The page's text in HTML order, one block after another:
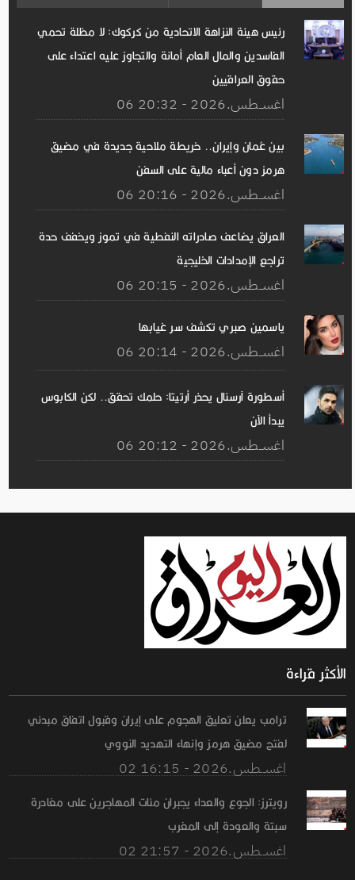
رئيس هيئة النزاهة الاتحادية من كركوك: لا مظلة تحمي
الفاسدين والمال العام أمانة والتجاوز عليه اعتداء على
حقوق العراقيين
06 اغســطس.2026 - 20:32
بين عُمان وإيران.. خريطة ملاحية جديدة في مضيق
هرمز دون أعباء مالية على السفن
06 اغســطس.2026 - 20:16
العراق يضاعف صادراته النفطية في تموز ويخفف حدة
تراجع الإمدادات الخليجية
06 اغســطس.2026 - 20:15
ياسمين صبري تكشف سر غيابها
06 اغســطس.2026 - 20:14
أسطورة آرسنال يحذر أرتيتا: حلمك تحقق.. لكن الكابوس
يبدأ الآن
06 اغســطس.2026 - 20:12
الأكثر قراءة
ترامب يعلن تعليق الهجوم على إيران وقبول اتفاق مبدئي
لفتح مضيق هرمز وإنهاء التهديد النووي
02 اغســطس.2026 - 16:15
رويترز: الجوع والعداء يجبران مئات المهاجرين على مغادرة
سبتة والعودة إلى المغرب
02 اغســطس.2026 - 21:57